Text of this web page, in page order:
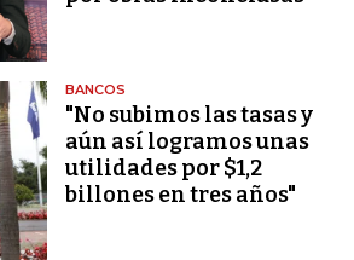
BANCOS
"No subimos las tasas y
aún así logramos unas
utilidades por $1,2
billones en tres años"